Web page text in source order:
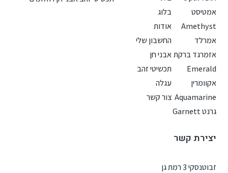
אמטיסט
Amethyst
אמרלד
אזמרגד ברקת
Emerald
אקוומרין
Aquamarine
גרנט Garnett
בלוג
אודות
החשבון שלי
אבני חן
תכשיטי זהב
עגלה
צור קשר
יצירת קשר
זבוטנסקי 3 רמת גן